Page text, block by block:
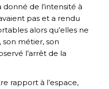
de l’intensité à
pas et a rendu
alors qu’elles ne
son métier, son
l’arrêt de la
rapport à l’espace,